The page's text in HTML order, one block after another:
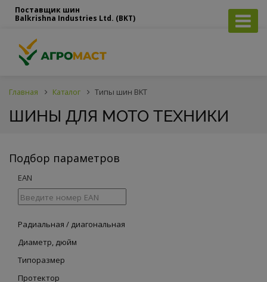
Поставщик шин
Balkrishna Industries Ltd. (BKT)
Главная Каталог Типы шин BKT
ШИНЫ ДЛЯ МОТО ТЕХНИКИ
Подбор параметров
EAN
Радиальная / диагональная
Диаметр, дюйм
Типоразмер
Протектор